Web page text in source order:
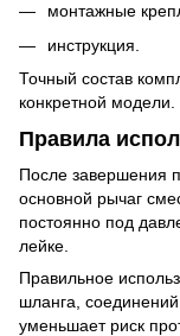
монтажные
инструкция.
Точный состав
конкретной модели.
Правила
После завершения
основной рычаг
постоянно под
лейке.
Правильное
шланга,
уменьшает риск